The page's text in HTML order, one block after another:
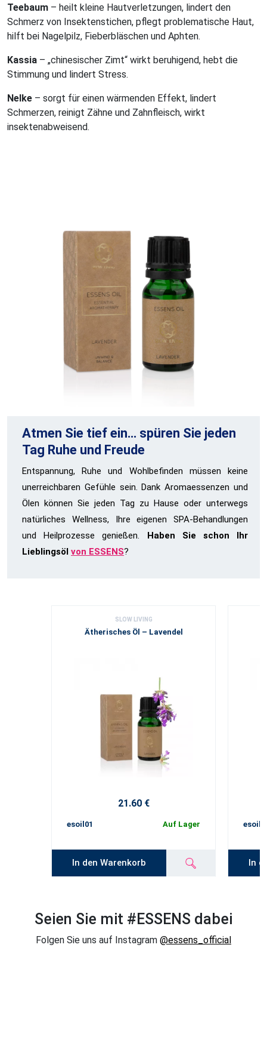
Teebaum – heilt kleine Hautverletzungen, lindert den
Schmerz von Insektenstichen, pflegt problematische Haut,
hilft bei Nagelpilz, Fieberbläschen und Aphten.
Kassia – „chinesischer Zimt“ wirkt beruhigend, hebt die
Stimmung und lindert Stress.
Nelke – sorgt für einen wärmenden Effekt, lindert
Schmerzen, reinigt Zähne und Zahnfleisch, wirkt
insektenabweisend.
Atmen Sie tief ein… spüren Sie jeden
Tag Ruhe und Freude
Entspannung, Ruhe und Wohlbefinden müssen keine
unerreichbaren Gefühle sein. Dank Aromaessenzen und
Ölen können Sie jeden Tag zu Hause oder unterwegs
natürliches Wellness, Ihre eigenen SPA-Behandlungen
und Heilprozesse genießen. Haben Sie schon Ihr
Lieblingsöl von ESSENS?
SLOW LIVING
Ätherisches Öl – Lavendel
21.60 €
esoil01 Auf Lager
In den Warenkorb In
Seien Sie mit #ESSENS dabei
Folgen Sie uns auf Instagram @essens_official